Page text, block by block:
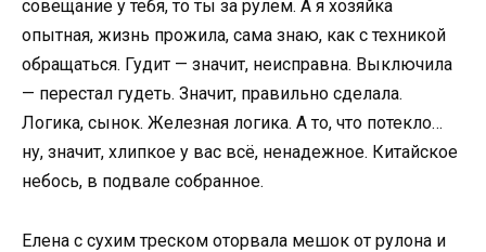
совещание у тебя, то ты за рулем. А я хозяйка
опытная, жизнь прожила, сама знаю, как с техникой
обращаться. Гудит — значит, неисправна. Выключила
— перестал гудеть. Значит, правильно сделала.
Логика, сынок. Железная логика. А то, что потекло…
ну, значит, хлипкое у вас всё, ненадежное. Китайское
небось, в подвале собранное.
Елена с сухим треском оторвала мешок от рулона и